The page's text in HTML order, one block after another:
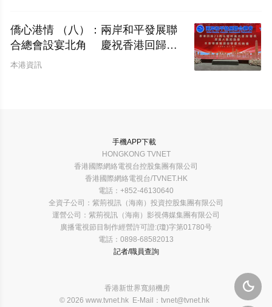
僑心港情 （八）：兩岸和平發展聯
合總會設宴北角 慶祝香港回歸二
十九周年暨林廣兆首席會長榮膺大紫
本港資訊

手機APP下載
HONGKONG TVNET
香港國際網絡電視台控股集團有限公司
香港國際網絡電視台/TVNET.HK
電話：+852-46130640
全資子公司：紫荊視訊（海南）投資控股集團有限公司
運營公司：紫荊視訊（海南）影視傳媒集團有限公司
廣播電視節目制作經營許可證:(瓊)字第01780号
電話：0898-68582013
記者/職員查詢
香港新世界寬頻機房
© 2026 www.tvnet.hk E-Mail：tvnet@tvnet.hk